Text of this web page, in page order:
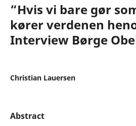
“Hvis vi bare gør
kører verdenen
Interview Børge
Christian Lauersen
Abstract